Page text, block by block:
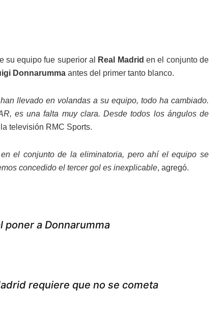
su equipo fue superior al Real Madrid en el conjunto de
Donnarumma antes del primer tanto blanco.
llevado en volandas a su equipo, todo ha cambiado.
es una falta muy clara. Desde todos los ángulos de
televisión RMC Sports.
el conjunto de la eliminatoria, pero ahí el equipo se
concedido el tercer gol es inexplicable, agregó.
poner a Donnarumma
requiere que no se cometa